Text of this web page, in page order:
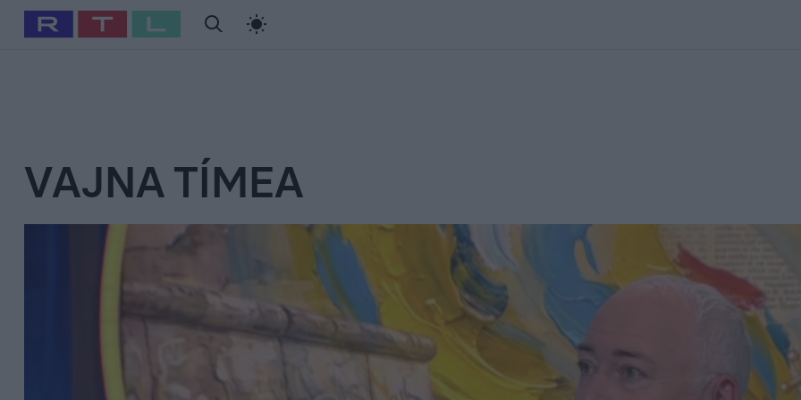
Babits Marcella Szellő István Most Wanted
VAJNA TÍMEA